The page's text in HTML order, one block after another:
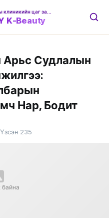
K-Beauty
Арьс Судлалын
Нар, Бодит
Үзсэн 235
байна